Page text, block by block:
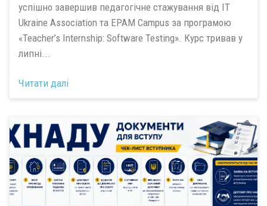
успішно завершив педагогічне стажування від IT
Ukraine Association та EPAM Campus за програмою
«Teacher’s Internship: Software Testing». Курс тривав у
липні...
Читати далі